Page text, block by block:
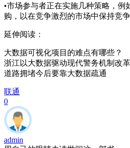
•市场参与者正在实施几种策略，例
购，以在竞争激烈的市场中保持竞争
延伸阅读：
大数据可视化项目的难点有哪些？
浙江以大数据驱动现代警务机制改革
道路拥堵今后要靠大数据疏通
联通
0
admin